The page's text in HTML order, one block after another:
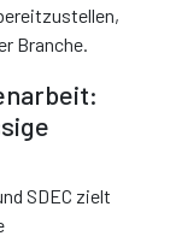
Branche.
SDEC zielt